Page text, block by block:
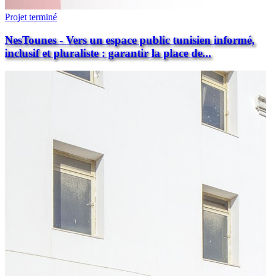
Projet terminé
NesTounes - Vers un espace public tunisien informé,
inclusif et pluraliste : garantir la place de...